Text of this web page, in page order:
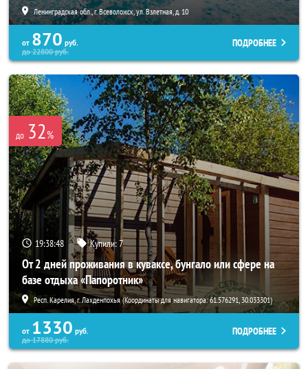
Ленинградская обл., г. Всеволожск, ул. Взлетная, д. 10
от 870 руб.
до22800руб.
ПОДРОБНЕЕ
до 32%
19:38:46 Купили:7
От 2 дней проживания в куваксе, бунгало или сфере на
базе отдыха «Папоротник»
Респ. Карелия, г. Лахденпохья (Координаты для навигатора: 61.576291, 30.033301)
от 1330 руб.
до17880руб.
ПОДРОБНЕЕ